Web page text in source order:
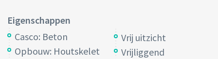
Eigenschappen
Casco: Beton
Opbouw: Houtskelet
Vrij uitzicht
Vrijliggend